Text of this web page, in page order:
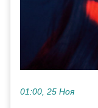
01:00, 25 Ноя